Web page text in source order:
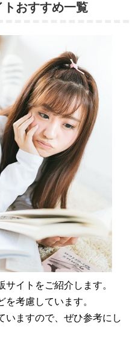
おすすめ一覧
イトをご紹介します。
考慮しています。
いますので、ぜひ参考にし